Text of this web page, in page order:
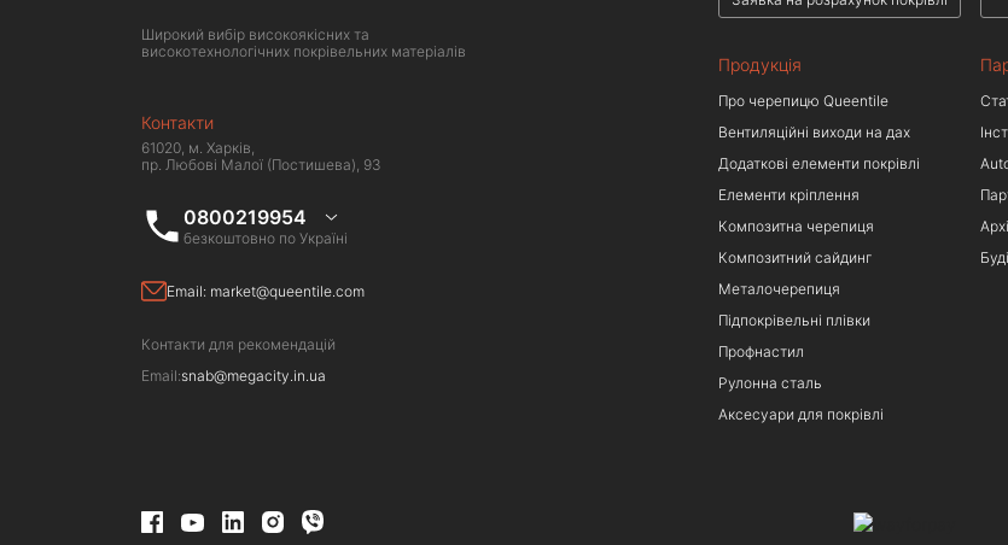
Широкий вибір високоякісних та
високотехнологічних покрівельних матеріалів
Контакти
61020, м. Харків,
пр. Любові Малої (Постишева), 93
0800219954
безкоштовно по Україні
Email: market@queentile.com
Контакти для рекомендацій
Email:snab@megacity.in.ua
Продукція
Про черепицю Queentile
Вентиляційні виходи на дах
Додаткові елементи покрівлі
Елементи кріплення
Композитна черепиця
Композитний сайдинг
Металочерепиця
Підпокрівельні плівки
Профнастил
Рулонна сталь
Аксесуари для покрівлі